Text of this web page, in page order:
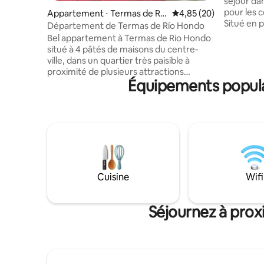
Appartement ⋅ Termas de Río
Hondo
Évaluation moyenne
4,85 (20)
Département de Termas de Río Hondo
Bel appartement à Termas de Rio Hondo
situé à 4 pâtés de maisons du centre-
ville, dans un quartier très paisible à
proximité de plusieurs attractions
avec canapé-lit - Espace barbecue -
Place de parking (disponibilité sur
Termas de Rio Hondo ! * La durée
pour les
Situé en
minutes
et à 5
Équipements
Cuisine Wifi
Séjournez à